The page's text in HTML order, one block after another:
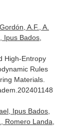
A.F., A.
Ipus Bados,
High-Entropy
Rules
Materials.
Ipus Bados,
Romero Landa,